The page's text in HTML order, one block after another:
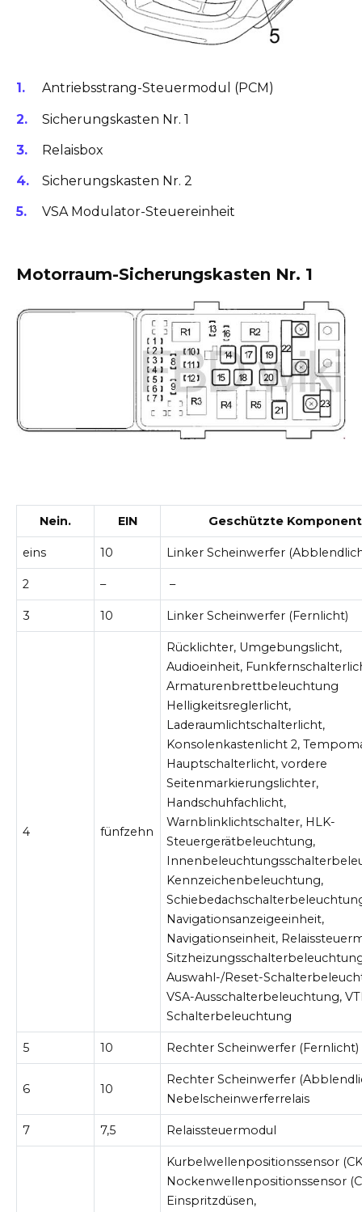
Antriebsstrang-Steuermodul (PCM)
Sicherungskasten Nr. 1
Relaisbox
Sicherungskasten Nr. 2
VSA Modulator-Steuereinheit
Motorraum-Sicherungskasten Nr. 1
Nein. EIN Geschützte
eins 10 Linker Scheinwerfer
2 – –
3 10 Linker Scheinwerfer (Fernlicht)
4 fünfzehn
Rücklichter, Umgebungslicht,
Audioeinheit,
Armaturenbrettbeleuchtung
Helligkeitsreglerlicht,
Laderaumlichtschalterlicht,
Konsolenkastenlicht 2,
Hauptschalterlicht, vordere
Seitenmarkierungslichter,
Handschuhfachlicht,
Warnblinklichtschalter, HLK-
Steuergerätbeleuchtung,
Kennzeichenbeleuchtung,
Navigationsanzeigeeinheit,
Navigationseinheit,
Auswahl-/Reset-
VSA-Ausschalterbeleuchtung,
Schalterbeleuchtung
5 10 Rechter Scheinwerfer (Fernlicht)
6 10
Rechter Scheinwerfer
Nebelscheinwerferrelais
7 7,5 Relaissteuermodul
Kurbelwellenpositionssensor
Nockenwellenpositionssensor
Einspritzdüsen,